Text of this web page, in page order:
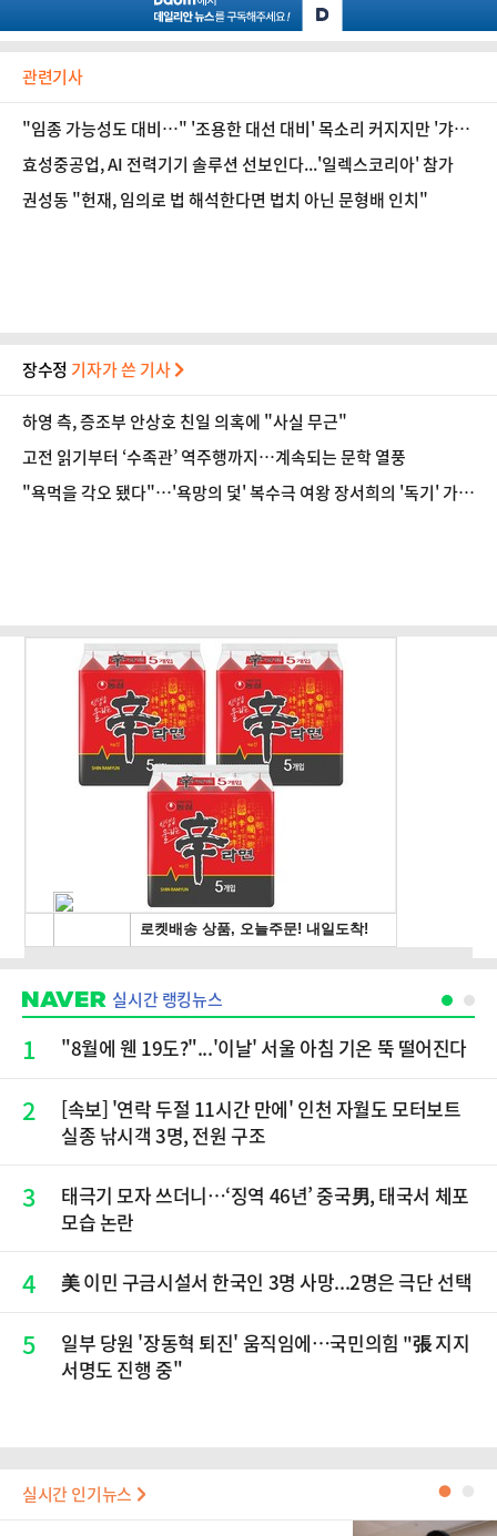
관련기사
"임종 가능성도 대비…" '조용한 대선 대비' 목소리 커지지만 '갸우
뚱'하는 與 주류 [정국 기상대]
효성중공업, AI 전력기기 솔루션 선보인다...'일렉스코리아' 참가
권성동 "헌재, 임의로 법 해석한다면 법치 아닌 문형배 인치"
장수정 기자가 쓴 기사
하영 측, 증조부 안상호 친일 의혹에 "사실 무근"
고전 읽기부터 ‘수족관’ 역주행까지…계속되는 문학 열풍
"욕먹을 각오 됐다"…'욕망의 덫' 복수극 여왕 장서희의 '독기' 가득
실시간 랭킹뉴스
1 "8월에 웬 19도?"...'이날' 서울 아침 기온 뚝 떨어진다
2
[속보] '연락 두절 11시간 만에' 인천 자월도 모터보트
실종 낚시객 3명, 전원 구조
3
태극기 모자 쓰더니…‘징역 46년’ 중국男, 태국서 체포
모습 논란
4 美 이민 구금시설서 한국인 3명 사망...2명은 극단 선택
5
일부 당원 '장동혁 퇴진' 움직임에…국민의힘 "張 지지
서명도 진행 중"
실시간 인기뉴스 ●